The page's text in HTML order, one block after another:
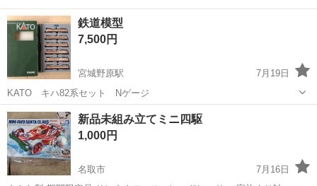
鉄道模型
7,500円
宮城野原駅
7月19日
KATO キハ82系セット Nゲージ
宮城 仙台市 宮城野原駅 模型、プラモデル
新品未組み立てミニ四駆
1,000円
名取市
7月16日